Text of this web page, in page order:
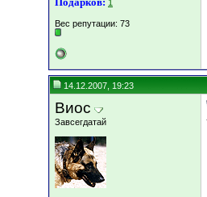
1
Вес репутации: 73
14.12.2007, 19:23
Виос
Завсегдатай